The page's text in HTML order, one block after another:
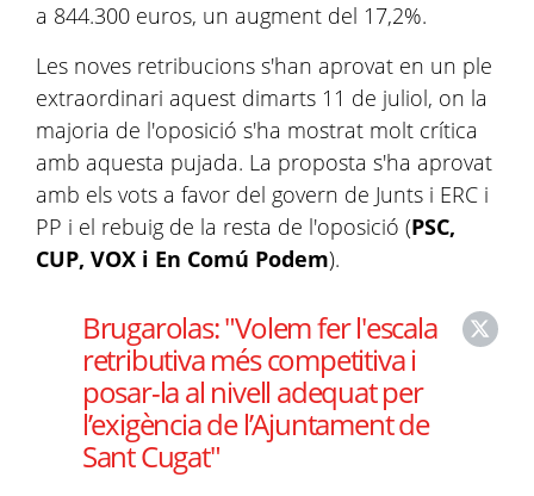
a 844.300 euros, un augment del 17,2%.
Les noves retribucions s'han aprovat en un ple
extraordinari aquest dimarts 11 de juliol, on la
majoria de l'oposició s'ha mostrat molt crítica
amb aquesta pujada. La proposta s'ha aprovat
amb els vots a favor del govern de Junts i ERC i
PP i el rebuig de la resta de l'oposició (PSC,
CUP, VOX i En Comú Podem).
Brugarolas: "Volem fer l'escala
retributiva més competitiva i
posar-la al nivell adequat per
l’exigència de l’Ajuntament de
Sant Cugat"